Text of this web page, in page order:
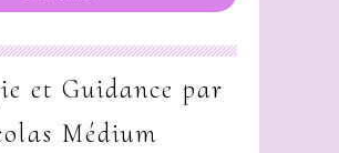
et Guidance par
Médium